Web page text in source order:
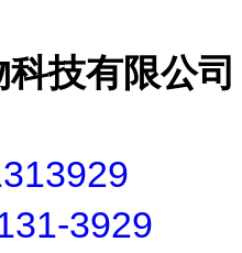
技有限公司
3929